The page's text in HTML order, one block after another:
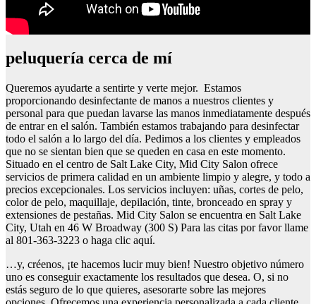
peluquería cerca de mí
Queremos ayudarte a sentirte y verte mejor. Estamos
proporcionando desinfectante de manos a nuestros clientes y
personal para que puedan lavarse las manos inmediatamente después
de entrar en el salón. También estamos trabajando para desinfectar
todo el salón a lo largo del día. Pedimos a los clientes y empleados
que no se sientan bien que se queden en casa en este momento.
Situado en el centro de Salt Lake City, Mid City Salon ofrece
servicios de primera calidad en un ambiente limpio y alegre, y todo a
precios excepcionales. Los servicios incluyen: uñas, cortes de pelo,
color de pelo, maquillaje, depilación, tinte, bronceado en spray y
extensiones de pestañas. Mid City Salon se encuentra en Salt Lake
City, Utah en 46 W Broadway (300 S) Para las citas por favor llame
al 801-363-3223 o haga clic aquí.
…y, créenos, ¡te hacemos lucir muy bien! Nuestro objetivo número
uno es conseguir exactamente los resultados que desea. O, si no
estás seguro de lo que quieres, asesorarte sobre las mejores